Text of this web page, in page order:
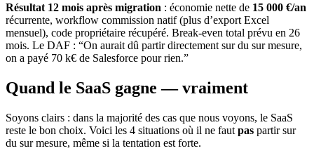
Résultat 12 mois après migration : économie nette de 15 000 €/an
récurrente, workflow commission natif (plus d’export Excel
mensuel), code propriétaire récupéré. Break-even total prévu en 26
mois. Le DAF : “On aurait dû partir directement sur du sur mesure,
on a payé 70 k€ de Salesforce pour rien.”
Quand le SaaS gagne — vraiment
Soyons clairs : dans la majorité des cas que nous voyons, le SaaS
reste le bon choix. Voici les 4 situations où il ne faut pas partir sur
du sur mesure, même si la tentation est forte.